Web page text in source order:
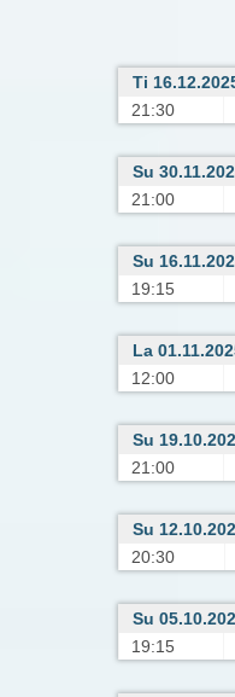
Ti
21:30
Su
21:00
Su
19:15
La
12:00
Su
21:00
Su
20:30
Su
19:15